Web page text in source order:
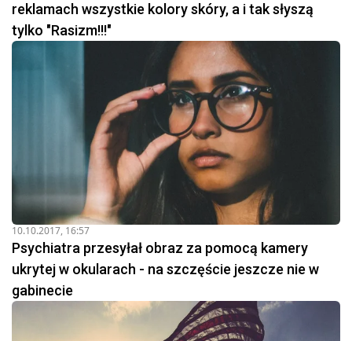
reklamach wszystkie kolory skóry, a i tak słyszą
tylko "Rasizm!!!"
10.10.2017, 16:57
Psychiatra przesyłał obraz za pomocą kamery
ukrytej w okularach - na szczęście jeszcze nie w
gabinecie